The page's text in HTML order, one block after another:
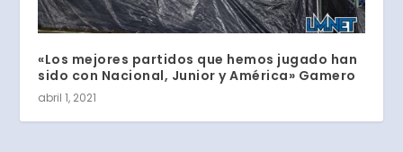
«Los mejores partidos que hemos jugado han
sido con Nacional, Junior y América» Gamero
abril 1, 2021